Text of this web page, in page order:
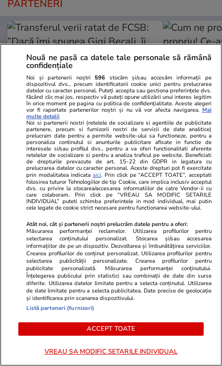
PARTENERI
Fanatik.ro
Transferul verii ratat de FCSB:
”Dacă îmi spunea Gigi Becali, îi
dădeam eu 400.000 de euro să îl
ia! E cel mai bun din România”
Spotmedia.ro
Cum ne
propriu! Ce-
de știință
ULTIMELE ȘTIRI
Lifestyle 20:29
Povestea incredibilă a unui marinar care a
plutit o lună în derivă în Pacific: „Am plâns o
săptămână”. Ce a mâncat ca să
supraviețuiască
Știri România 20:24
Anca Alexandrescu, înlocuită temporar în grila
Nouă ne pasă ca datele tale personale să rămână
confidențiale
Noi și partenerii noștri 596 stocăm și/sau accesăm informații pe
dispozitivul dvs., precum identificatorii cookie unici pentru prelucrarea
datelor cu caracter personal. Puteți accepta sau gestiona preferințele dvs.
făcând clic mai jos, respectiv vă puteți opune utilizării unui interes legitim
în orice moment pe pagina cu politica de confidențialitate. Aceste alegeri
vor fi raportate partenerilor noștri și nu vă vor afecta navigarea. Mai
multe detalii
Noi si partenerii nostri (retelele de socializare si agentiile de publicitate
partenere, precum si furnizorii nostri de servicii de date analitice)
prelucram date pentru a permite website-ului sa functioneze, pentru a
personaliza continutul si anunturile publicitare afisate in functie de
interesele si/sau profilul dvs., pentru a va oferi functionalitati aferente
retelelor de socializare si pentru a analiza traficul pe website. Beneficiati
de drepturile prevazute de art. 15-22 din GDPR in legatura cu
prelucrarea datelor cu caracter personal. Aceste drepturi pot fi exercitate
prin modalitatea indicataaici. Prin click pe “ACCEPT TOATE”, acceptati
folosirea tuturor Tehnologiilor de tip Cookie, care implica inclusiv acceptul
dvs. cu privire la stocarea/accesarea informatiilor de catre Vendor-ii cu
care colaboram. Prin click pe “VREAU SA MODIFIC SETARILE
INDIVIDUAL” puteti schimba preferintele in mod individual, mai putin
cele legate de cookie strict necesare pentru functionarea website-ului.
Atât noi, cât și partenerii noștri prelucrăm datele pentru a oferi:
Măsurarea performanței reclamelor. Utilizarea profilurilor pentru
selectarea conținutului personalizat. Stocarea și/sau accesarea
informațiilor de pe un dispozitiv. Dezvoltarea și îmbunătățirea serviciilor.
Crearea profilurilor de conținut personalizat. Utilizarea profilurilor pentru
selectarea publicității personalizate. Crearea profilurilor pentru
publicitate personalizată. Măsurarea performanței conținutului.
Înțelegerea publicului prin statistici sau combinații de date din surse
diferite. Utilizarea datelor limitate pentru a selecta conținutul. Utilizarea
de date limitate pentru a selecta publicitatea. Date precise de geolocație
și identificarea prin scanarea dispozitivului.
Listă parteneri (furnizori)
ACCEPT TOATE
VREAU SA MODIFIC SETARILE INDIVIDUAL